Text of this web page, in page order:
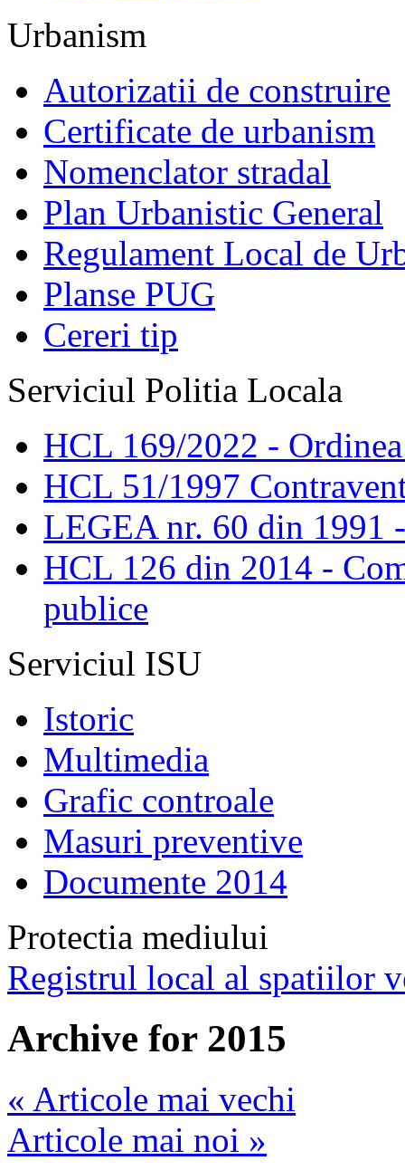
Urbanism
Autorizatii de construire
Certificate de urbanism
Nomenclator stradal
Plan Urbanistic General
Regulament Local de
Planse PUG
Cereri tip
Serviciul Politia Locala
HCL 169/2022 -
HCL 51/1997
LEGEA nr. 60 din 1991
HCL 126 din 2014 -
publice
Serviciul ISU
Istoric
Multimedia
Grafic controale
Masuri preventive
Documente 2014
Protectia mediului
Registrul local al spatiilor
Archive for 2015
« Articole mai vechi
Articole mai noi »